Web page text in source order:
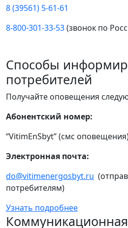
8 (39561) 5-61-61
8-800-301-33-53(звонок по
Способы
потребителей
Получайте оповещения
Абонентский номер:
“VitimEnSbyt” (смс
Электронная почта:
do@vitimenergosbyt.ru
потребителям)
Узнать подробнее